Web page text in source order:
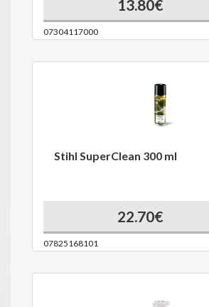
13.80€
07304117000
Stihl SuperClean 300 ml
22.70€
07825168101